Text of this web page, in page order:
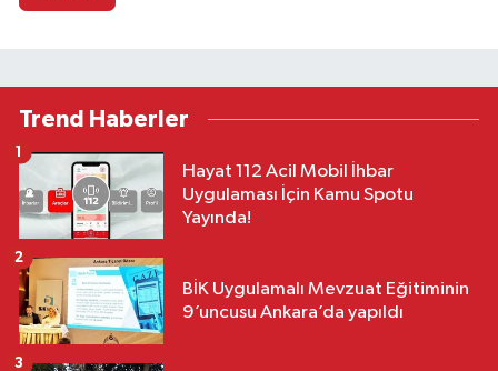
Trend Haberler
Hayat 112 Acil Mobil İhbar
Uygulaması İçin Kamu Spotu
Yayında!
1
BİK Uygulamalı Mevzuat Eğitiminin
9’uncusu Ankara’da yapıldı
2
3